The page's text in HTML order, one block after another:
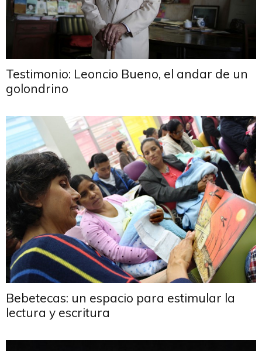
Testimonio: Leoncio Bueno, el andar de un
golondrino
Bebetecas: un espacio para estimular la
lectura y escritura